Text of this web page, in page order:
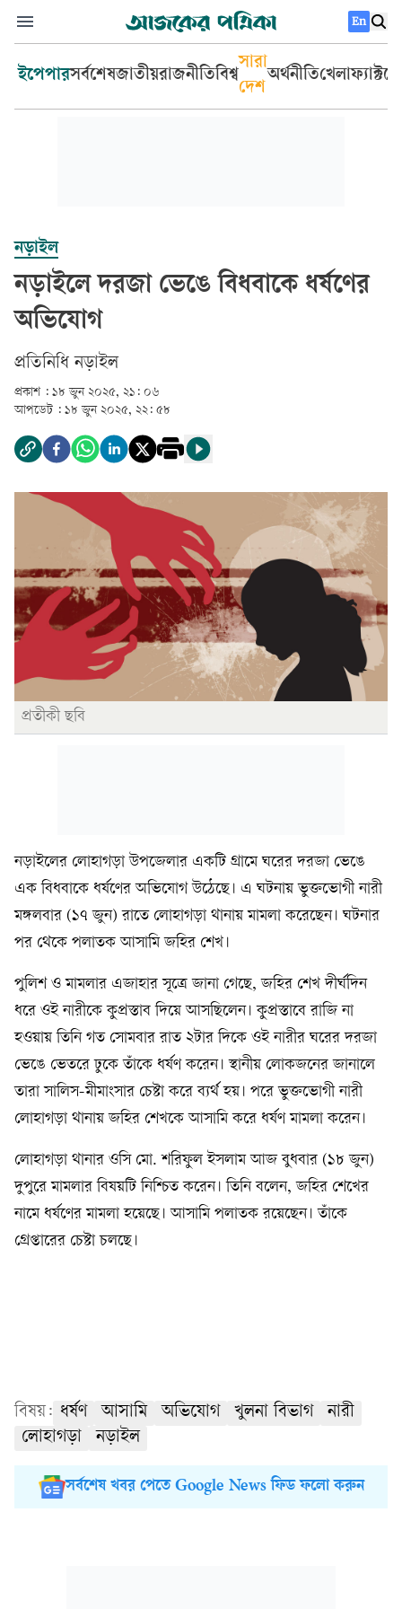
En
ইপেপারসর্বশেষজাতীয়রাজনীতিবিশ্ব
সারা
দেশ
অর্থনীতিখেলা
নড়াইল
নড়াইলে দরজা ভেঙে বিধবাকে ধর্ষণের
অভিযোগ
প্রতিনিধি নড়াইল
প্রকাশ : ১৮ জুন ২০২৫, ২১: ০৬
আপডেট : ১৮ জুন ২০২৫, ২২: ৫৮
প্রতীকী ছবি
নড়াইলের লোহাগড়া উপজেলার একটি গ্রামে ঘরের দরজা ভেঙে
এক বিধবাকে ধর্ষণের অভিযোগ উঠেছে। এ ঘটনায় ভুক্তভোগী নারী
মঙ্গলবার (১৭ জুন) রাতে লোহাগড়া থানায় মামলা করেছেন। ঘটনার
পর থেকে পলাতক আসামি জহির শেখ।
পুলিশ ও মামলার এজাহার সূত্রে জানা গেছে, জহির শেখ দীর্ঘদিন
ধরে ওই নারীকে কুপ্রস্তাব দিয়ে আসছিলেন। কুপ্রস্তাবে রাজি না
হওয়ায় তিনি গত সোমবার রাত ২টার দিকে ওই নারীর ঘরের দরজা
ভেঙে ভেতরে ঢুকে তাঁকে ধর্ষণ করেন। স্থানীয় লোকজনের জানালে
তারা সালিস-মীমাংসার চেষ্টা করে ব্যর্থ হয়। পরে ভুক্তভোগী নারী
লোহাগড়া থানায় জহির শেখকে আসামি করে ধর্ষণ মামলা করেন।
লোহাগড়া থানার ওসি মো. শরিফুল ইসলাম আজ বুধবার (১৮ জুন)
দুপুরে মামলার বিষয়টি নিশ্চিত করেন। তিনি বলেন, জহির শেখের
নামে ধর্ষণের মামলা হয়েছে। আসামি পলাতক রয়েছেন। তাঁকে
গ্রেপ্তারের চেষ্টা চলছে।
বিষয়: ধর্ষণ আসামি অভিযোগ খুলনা বিভাগ
নারী
লোহাগড়া
নড়াইল
সর্বশেষ খবর পেতে Google News ফিড ফলো করুন